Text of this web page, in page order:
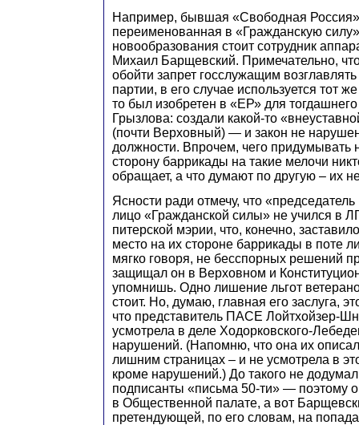
Например, бывшая «Свободная
переименованная в «Гражданскую
новообразования стоит сотрудник
Михаил Барщевский. Примечательно,
обойти запрет госслужащим
партии, в его случае используется тот
то был изобретен в «ЕР» для
Грызлова: создали какой-то
(почти Верховный) — и закон не
должности. Впрочем, чего придумывать
сторону баррикады на такие мелочи
обращает, а что думают по другую – их
Ясности ради отмечу, что
лицо «Гражданской силы» не учился в
питерской мэрии, что, конечно,
место на их стороне баррикады в поте
мягко говоря, не бесспорных решений
защищал он в Верховном и
упомнишь. Одно лишение льгот
стоит. Но, думаю, главная его заслуга,
что представитель ПАСЕ Лойтхойзер-
усмотрела в деле Ходорковского-
нарушений. (Напомню, что она их
лишним страницах – и не усмотрела в
кроме нарушений.) До такого не
подписанты «письма 50-ти» — поэтому
в Общественной палате, а вот
претендующей, по его словам, на